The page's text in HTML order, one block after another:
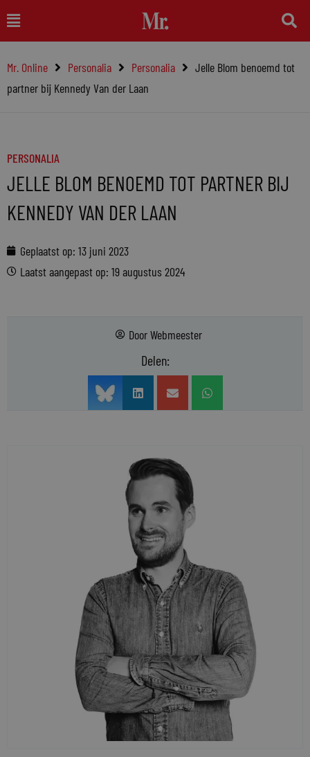
naar
inhoud
Main
Menu
Mr. Online Personalia Personalia
Jelle Blom benoemd tot
partner bij Kennedy Van der Laan
PERSONALIA
JELLE BLOM BENOEMD TOT PARTNER BIJ
KENNEDY VAN DER LAAN
Geplaatst op: 13 juni 2023
Laatst aangepast op: 19 augustus 2024
DoorWebmeester
Delen: